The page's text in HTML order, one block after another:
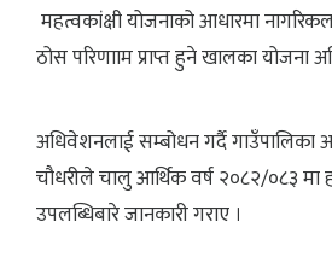
महत्वकांक्षी योजनाको आधारमा
ठोस परिणााम प्राप्त हुने खालका योजना
अधिवेशनलाई सम्बोधन गर्दै गाउँपालिका
चौधरीले चालु आर्थिक वर्ष २०८२/०८३ मा
उपलब्धिबारे जानकारी गराए ।